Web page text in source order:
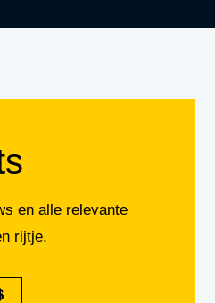
en alle relevante
rijtje.